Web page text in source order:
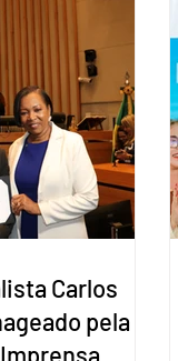
de trabalho
dos
elas sejam um
das
do Mercosul
presiden
Carlos
pela